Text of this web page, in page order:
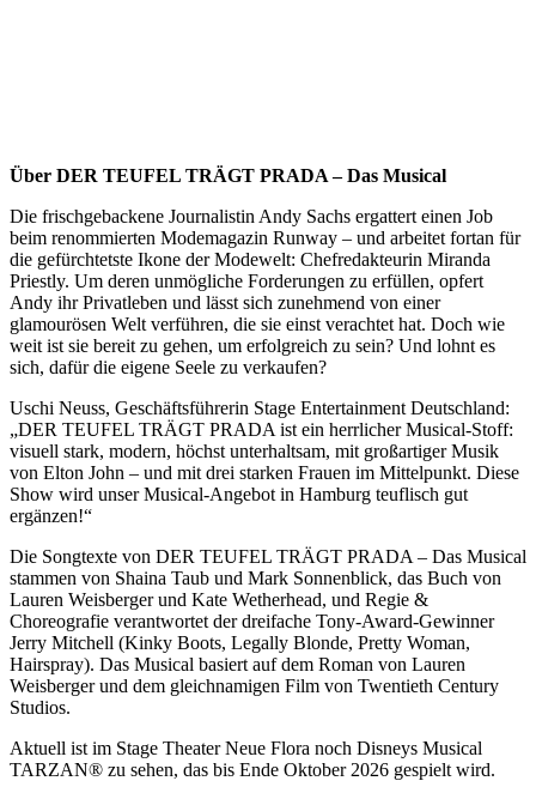
Über DER TEUFEL TRÄGT PRADA – Das Musical
Die frischgebackene Journalistin Andy Sachs ergattert einen Job
beim renommierten Modemagazin Runway – und arbeitet fortan für
die gefürchtetste Ikone der Modewelt: Chefredakteurin Miranda
Priestly. Um deren unmögliche Forderungen zu erfüllen, opfert
Andy ihr Privatleben und lässt sich zunehmend von einer
glamourösen Welt verführen, die sie einst verachtet hat. Doch wie
weit ist sie bereit zu gehen, um erfolgreich zu sein? Und lohnt es
sich, dafür die eigene Seele zu verkaufen?
Uschi Neuss, Geschäftsführerin Stage Entertainment Deutschland:
„DER TEUFEL TRÄGT PRADA ist ein herrlicher Musical-Stoff:
visuell stark, modern, höchst unterhaltsam, mit großartiger Musik
von Elton John – und mit drei starken Frauen im Mittelpunkt. Diese
Show wird unser Musical-Angebot in Hamburg teuflisch gut
ergänzen!“
Die Songtexte von DER TEUFEL TRÄGT PRADA – Das Musical
stammen von Shaina Taub und Mark Sonnenblick, das Buch von
Lauren Weisberger und Kate Wetherhead, und Regie &
Choreografie verantwortet der dreifache Tony-Award-Gewinner
Jerry Mitchell (Kinky Boots, Legally Blonde, Pretty Woman,
Hairspray). Das Musical basiert auf dem Roman von Lauren
Weisberger und dem gleichnamigen Film von Twentieth Century
Studios.
Aktuell ist im Stage Theater Neue Flora noch Disneys Musical
TARZAN® zu sehen, das bis Ende Oktober 2026 gespielt wird.